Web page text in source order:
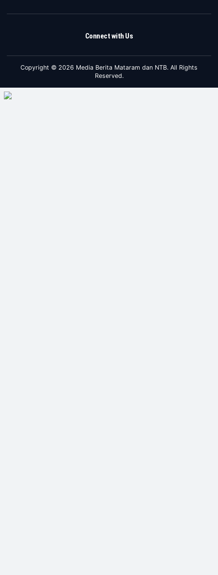
Connect with Us
Copyright © 2026 Media Berita Mataram dan NTB. All Rights
Reserved.